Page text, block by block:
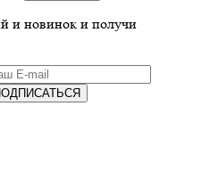
и новинок и получи